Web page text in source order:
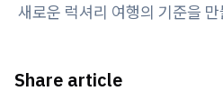
새로운 럭셔리 여행의 기준을
Share article